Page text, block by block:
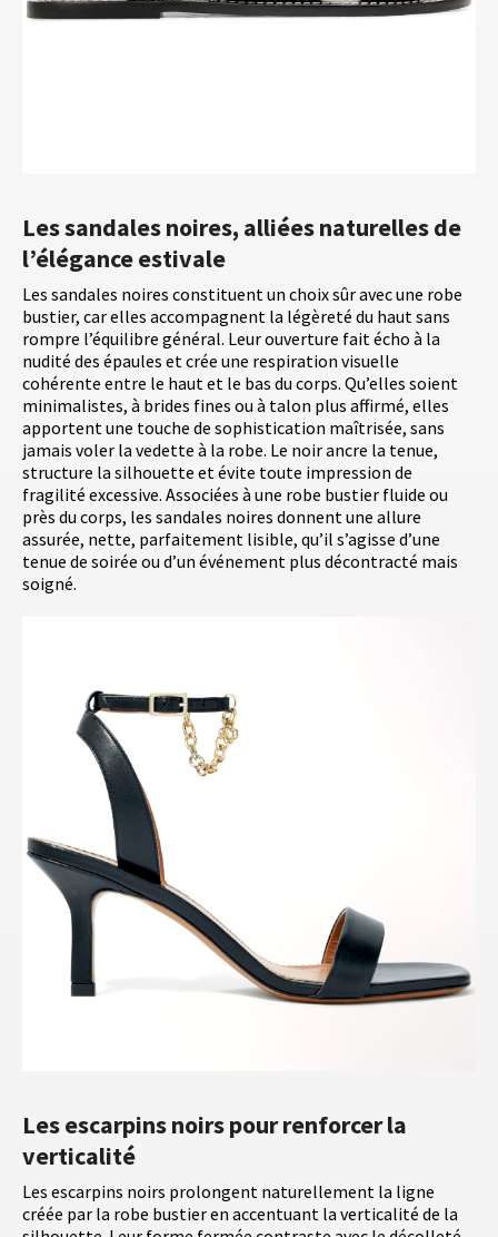
Les sandales noires, alliées naturelles de
l’élégance estivale
Les sandales noires constituent un choix sûr avec une robe
bustier, car elles accompagnent la légèreté du haut sans
rompre l’équilibre général. Leur ouverture fait écho à la
nudité des épaules et crée une respiration visuelle
cohérente entre le haut et le bas du corps. Qu’elles soient
minimalistes, à brides fines ou à talon plus affirmé, elles
apportent une touche de sophistication maîtrisée, sans
jamais voler la vedette à la robe. Le noir ancre la tenue,
structure la silhouette et évite toute impression de
fragilité excessive. Associées à une robe bustier fluide ou
près du corps, les sandales noires donnent une allure
assurée, nette, parfaitement lisible, qu’il s’agisse d’une
tenue de soirée ou d’un événement plus décontracté mais
soigné.
Les escarpins noirs pour renforcer la
verticalité
Les escarpins noirs prolongent naturellement la ligne
créée par la robe bustier en accentuant la verticalité de la